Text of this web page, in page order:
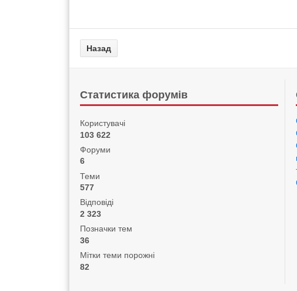
Статистика форумів
Користувачі
103 622
Форуми
6
Теми
577
Відповіді
2 323
Позначки тем
36
Мітки теми порожні
82